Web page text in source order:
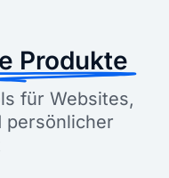
Produkte
für Websites,
persönlicher